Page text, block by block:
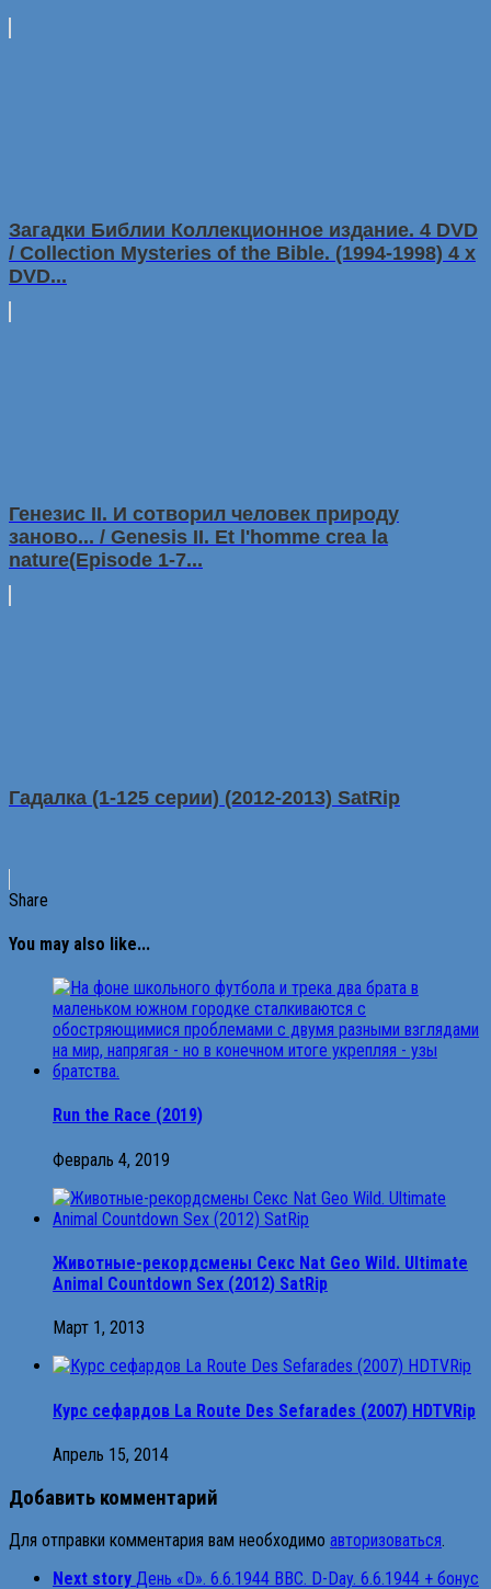
Загадки Библии Коллекционное издание. 4 DVD
/ Collection Mysteries of the Bible. (1994-1998) 4 x
DVD...
Генезис II. И сотворил человек природу
заново... / Genesis II. Et l'homme crea la
nature(Episode 1-7...
Гaдалкa (1-125 сepии) (2012-2013) SatRip
Share
You may also like...
Run the Race (2019)
Февраль 4, 2019
Животные-рекордсмены Секс Nat Geo Wild. Ultimate
Animal Countdown Sex (2012) SatRip
Март 1, 2013
Курс сефардов La Route Des Sefarades (2007) HDTVRip
Апрель 15, 2014
Добавить комментарий
Для отправки комментария вам необходимо авторизоваться.
Next story Дeнь «D». 6.6.1944 BBC. D-Day. 6.6.1944 + бонyc